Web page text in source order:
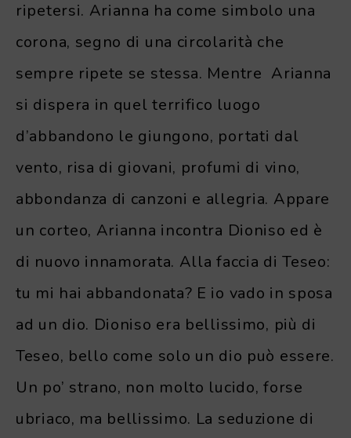
ripetersi. Arianna ha come simbolo una
corona, segno di una circolarità che
sempre ripete se stessa. Mentre Arianna
si dispera in quel terrifico luogo
d’abbandono le giungono, portati dal
vento, risa di giovani, profumi di vino,
abbondanza di canzoni e allegria. Appare
un corteo, Arianna incontra Dioniso ed è
di nuovo innamorata. Alla faccia di Teseo:
tu mi hai abbandonata? E io vado in sposa
ad un dio. Dioniso era bellissimo, più di
Teseo, bello come solo un dio può essere.
Un po’ strano, non molto lucido, forse
ubriaco, ma bellissimo. La seduzione di